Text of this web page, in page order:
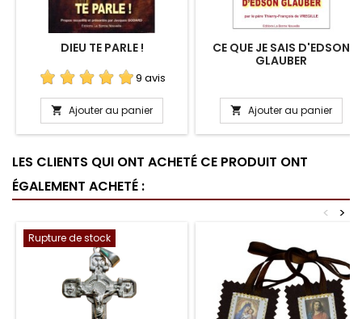
DIEU TE PARLE !
9 avis
 Ajouter au panier
CE QUE JE SAIS D'EDSON
GLAUBER
 Ajouter au panier
LES CLIENTS QUI ONT ACHETÉ CE PRODUIT ONT
ÉGALEMENT ACHETÉ :
>
<
Rupture de stock